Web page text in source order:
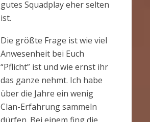
gutes Squadplay eher selten
ist.
Die größte Frage ist wie viel
Anwesenheit bei Euch
“Pflicht” ist und wie ernst ihr
das ganze nehmt. Ich habe
über die Jahre ein wenig
Clan-Erfahrung sammeln